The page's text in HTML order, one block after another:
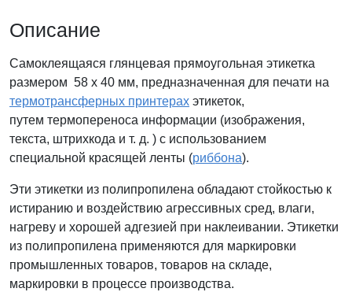
Описание
Самоклеящаяся глянцевая прямоугольная этикетка
размером 58 x 40 мм, предназначенная для печати на
термотрансферных принтерах этикеток,
путем термопереноса информации (изображения,
текста, штрихкода и т. д. ) с использованием
специальной красящей ленты (риббона).
Эти этикетки из полипропилена обладают стойкостью к
истиранию и воздействию агрессивных сред, влаги,
нагреву и хорошей адгезией при наклеивании. Этикетки
из полипропилена применяются для маркировки
промышленных товаров, товаров на складе,
маркировки в процессе производства.